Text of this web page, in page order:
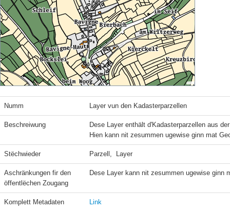
Numm Layer vun den Kadasterparzellen
Beschreiwung
Dese Layer enthält d'Kadasterparzellen aus
Hien kann nit zesummen ugewise ginn mat
Stëchwieder Parzell,  Layer
Aschränkungen fir den
öffentlëchen Zougang
Dese Layer kann nit zesummen ugewise ginn
Komplett Metadaten Link